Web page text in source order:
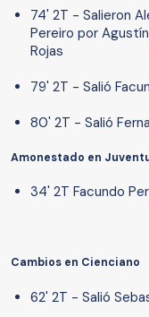
74' 2T - Salieron
Pereiro por
Rojas
79' 2T - Salió
80' 2T - Salió
Amonestado en
34' 2T Facundo
Cambios en Cienciano
62' 2T - Salió